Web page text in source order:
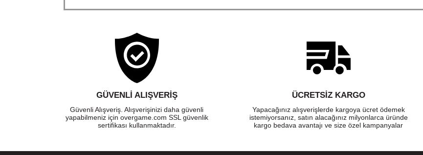
GÜVENLI ALIŞVERIŞ
Güvenli Alışveriş. Alışverişinizi daha güvenli
yapabilmeniz için overgame.com SSL güvenlik
sertifikası kullanmaktadır.
ÜCRETSIZ KARGO
Yapacağınız alışverişlerde kargoya ücret ödemek
istemiyorsanız, satın alacağınız milyonlarca üründe
kargo bedava avantajı ve size özel kampanyalar